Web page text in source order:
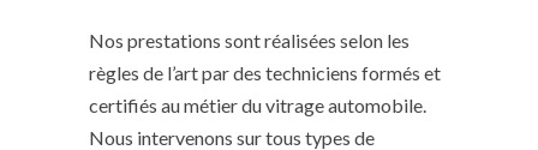
Nos prestations sont réalisées selon les
règles de l’art par des techniciens formés et
certifiés au métier du vitrage automobile.
Nous intervenons sur tous types de